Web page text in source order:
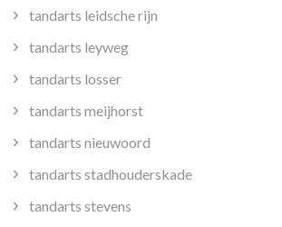
tandarts leidsche rijn
tandarts leyweg
tandarts losser
tandarts meijhorst
tandarts nieuwoord
tandarts stadhouderskade
tandarts stevens